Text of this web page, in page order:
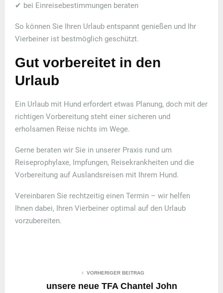
✔ bei Einreisebestimmungen beraten
So können Sie Ihren Urlaub entspannt genießen und Ihr
Vierbeiner ist bestmöglich geschützt.
Gut vorbereitet in den
Urlaub
Ein Urlaub mit Hund erfordert etwas Planung, doch mit der
richtigen Vorbereitung steht einer sicheren und
erholsamen Reise nichts im Wege.
Gerne beraten wir Sie in unserer Praxis rund um
Reiseprophylaxe, Impfungen, Reisekrankheiten und die
Vorbereitung auf Auslandsreisen mit Ihrem Hund.
Vereinbaren Sie rechtzeitig einen Termin – wir helfen
Ihnen dabei, Ihren Vierbeiner optimal auf den Urlaub
vorzubereiten.
VORHERIGER BEITRAG
unsere neue TFA Chantel John